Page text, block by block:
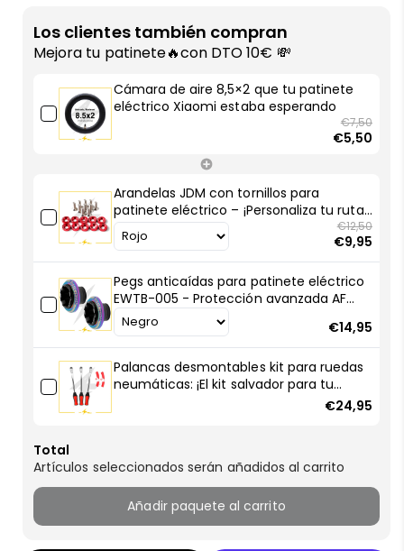
de
aire
8,5×2
que
tu
patinete
eléctrico
esperando
de
aire
que
tu
esperando
Los clientes también compran
Mejora tu patinete🔥con DTO 10€ 💸
Cámara de aire 8,5×2 que tu patinete
eléctrico Xiaomi estaba esperando
€7,50
€5,50
Arandelas JDM con tornillos para
patinete eléctrico – ¡Personaliza tu ruta
con estilo racing!
€12,50
€9,95
Pegs anticaídas para patinete eléctrico
EWTB-005 - Protección avanzada AF
SCOOTERS
€14,95
Palancas desmontables kit para ruedas
neumáticas: ¡El kit salvador para tu
€24,95
Total
Artículos seleccionados serán añadidos al carrito
Añadir paquete al carrito